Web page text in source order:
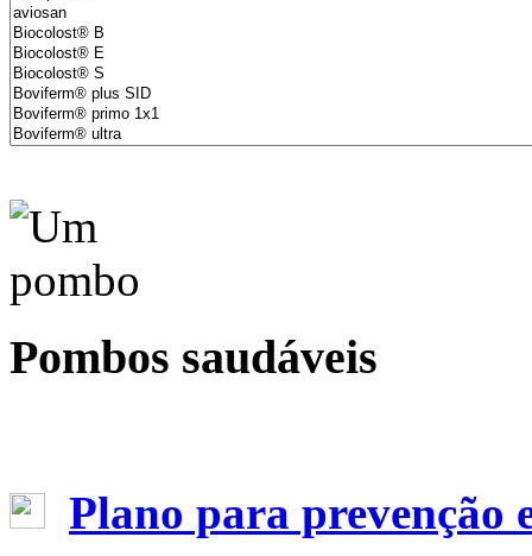
Pombos saudáveis
Plano para prevenção